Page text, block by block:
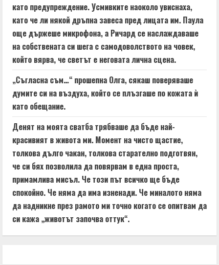
като предупреждение. Усмивките наоколо увиснаха,
като че ли някой дръпна завеса пред лицата им. Паула
още държеше микрофона, а Ричард се наслаждаваше
на собствената си шега с самодоволството на човек,
който вярва, че светът е неговата лична сцена.
„Съгласна съм…“ прошепна Олга, сякаш поверяваше
думите си на въздуха, който се плъзгаше по кожата ѝ
като обещание.
Денят на моята сватба трябваше да бъде най-
красивият в живота ми. Момент на чисто щастие,
толкова дълго чакан, толкова старателно подготвян,
че си бях позволила да повярвам в една проста,
примамлива мисъл. Че този път всичко ще бъде
спокойно. Че няма да има изненади. Че миналото няма
да надникне през рамото ми точно когато се опитвам да
си кажа „животът започва оттук“.